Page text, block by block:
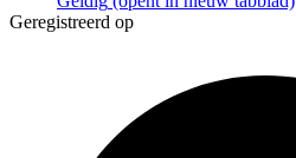
Geregistreerd op